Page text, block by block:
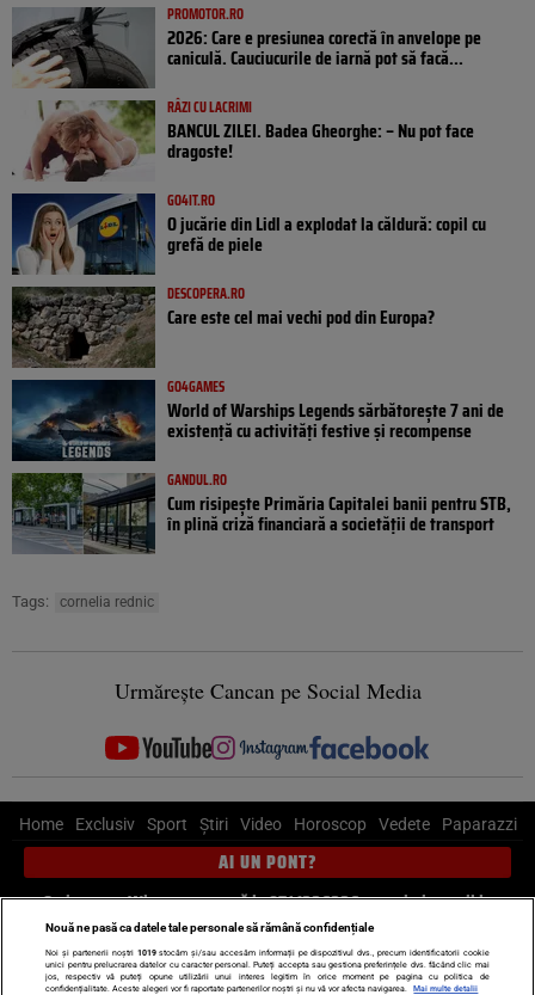
PROMOTOR.RO
2026: Care e presiunea corectă în anvelope pe
caniculă. Cauciucurile de iarnă pot să facă...
RÂZI CU LACRIMI
BANCUL ZILEI. Badea Gheorghe: – Nu pot face
dragoste!
GO4IT.RO
O jucărie din Lidl a explodat la căldură: copil cu
grefă de piele
DESCOPERA.RO
Care este cel mai vechi pod din Europa?
GO4GAMES
World of Warships Legends sărbătorește 7 ani de
existență cu activități festive și recompense
GANDUL.RO
Cum risipește Primăria Capitalei banii pentru STB,
în plină criză financiară a societății de transport
Tags: cornelia rednic
Urmărește Cancan pe Social Media
Home Exclusiv Sport Știri Video Horoscop Vedete Paparazzi
AI UN PONT?
Scrie-ne pe Whatsapp, sună la 0741226226 sau trimite mail la
pont@cancan.ro
Știri interne Știri externe Politică
Nouă ne pasă ca datele tale personale să rămână confidențiale
Noi și partenerii noștri 1019stocăm și/sau accesăm informații pe dispozitivul dvs., precum identificatorii cookie
unici pentru prelucrarea datelor cu caracter personal. Puteți accepta sau gestiona preferințele dvs. făcând clic mai
jos, respectiv vă puteți opune utilizării unui interes legitim în orice moment pe pagina cu politica de
confidențialitate. Aceste alegeri vor fi raportate partenerilor noștri și nu vă vor afecta navigarea.
Mai multe detalii